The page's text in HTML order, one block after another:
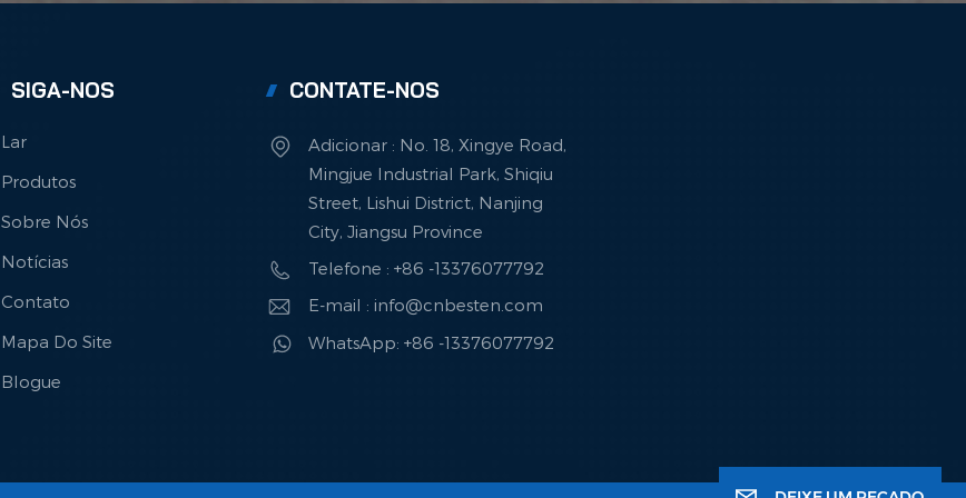
SIGA-NOS
Lar
Produtos
Sobre Nós
Notícias
Contato
Mapa Do Site
Blogue
CONTATE-NOS
Adicionar : No. 18, Xingye Road,
Mingjue Industrial Park, Shiqiu
Street, Lishui District, Nanjing
City, Jiangsu Province
Telefone : +86 -13376077792
E-mail : info@cnbesten.com
WhatsApp: +86 -13376077792